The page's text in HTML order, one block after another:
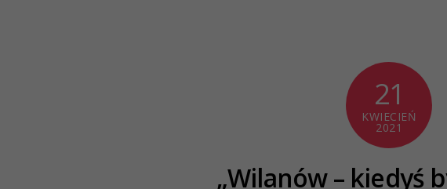
21
KWIECIEŃ
2021
„Wilanów – kiedyś